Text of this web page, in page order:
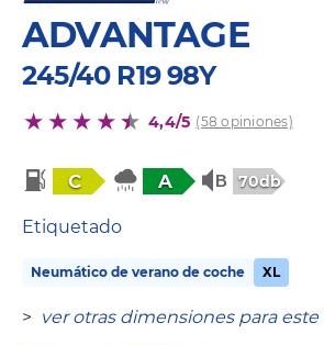
ADVANTAGE
245/40 R19 98Y
4,4/5 (58 opiniones)
C A 70db
Etiquetado
Neumático de verano de coche XL
> ver otras dimensiones para